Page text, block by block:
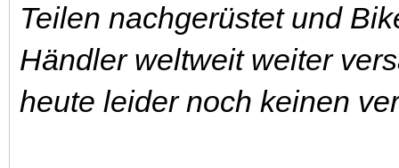
Teilen nachgerüstet und
Händler weltweit weiter
heute leider noch keinen